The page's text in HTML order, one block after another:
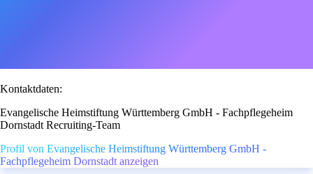
Kontaktdaten:
Evangelische Heimstiftung Württemberg GmbH - Fachpflegeheim
Dornstadt Recruiting-Team
Profil von Evangelische Heimstiftung Württemberg GmbH -
Fachpflegeheim Dornstadt anzeigen